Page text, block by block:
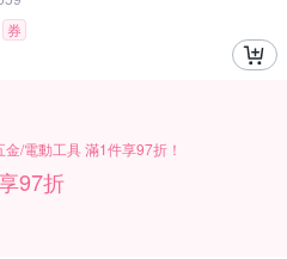
券
/電動工具 滿1件享97折！
97折